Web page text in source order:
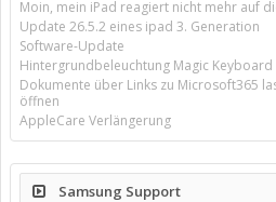
Moin, mein iPad reagiert nicht mehr auf
Update 26.5.2 eines ipad 3. Generation
Software-Update
Hintergrundbeleuchtung Magic Keyboard
Dokumente über Links zu Microsoft365
öffnen
AppleCare Verlängerung
Samsung Support